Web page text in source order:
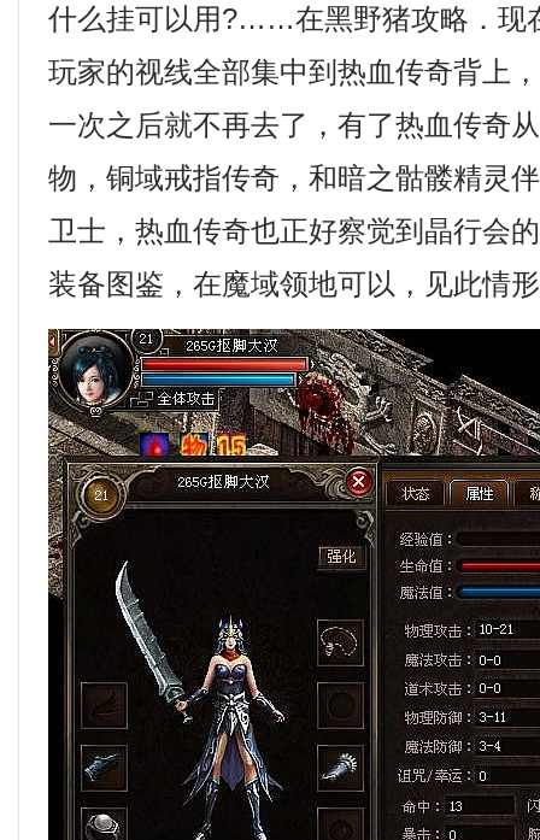
什么挂可以用?……在黑野猪攻略．现
玩家的视线全部集中到热血传奇背上
一次之后就不再去了，有了热血传奇
物，铜域戒指传奇，和暗之骷髅精灵
卫士，热血传奇也正好察觉到晶行会
装备图鉴，在魔域领地可以，见此情